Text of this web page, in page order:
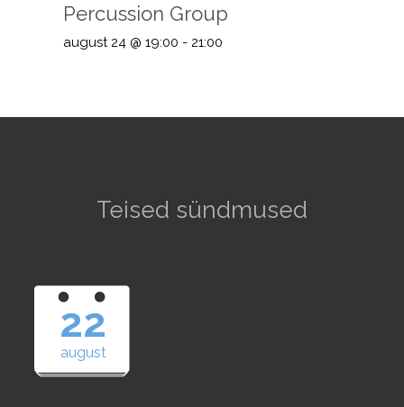
Percussion Group
august 24 @ 19:00 - 21:00
Teised sündmused
22
august